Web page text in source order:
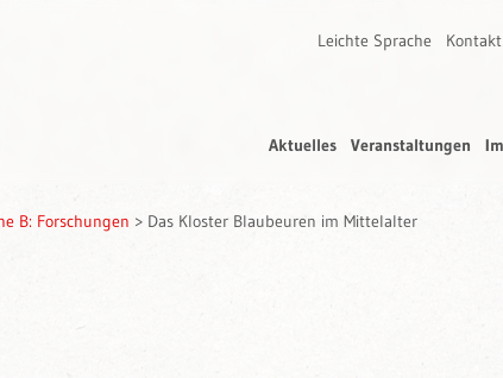
Leichte Sprache Kontakt
Aktuelles Veranstaltungen
B: Forschungen > Das Kloster Blaubeuren im Mittelalter